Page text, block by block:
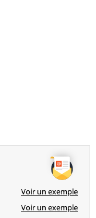
Voir un exemple
Voir un exemple